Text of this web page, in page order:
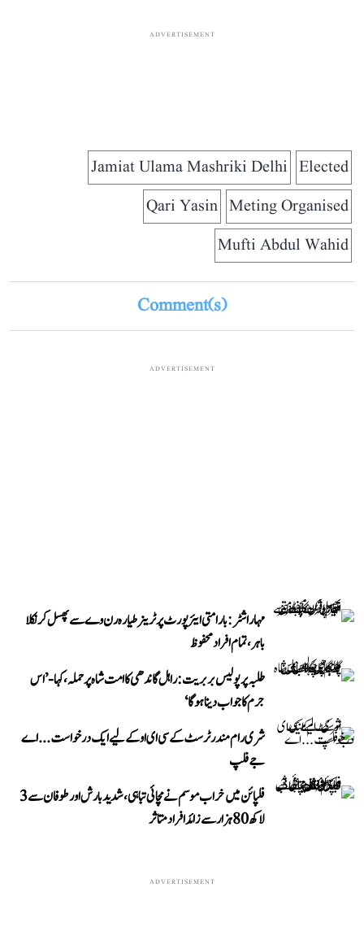
ADVERTISEMENT
Elected
Jamiat Ulama Mashriki Delhi
Meting Organised
Qari Yasin
Mufti Abdul Wahid
Comment(s)
ADVERTISEMENT
مہاراشٹر: بارامتی ایئرپورٹ پر ٹرینر طیارہ رن وے سے پھسل کر نکلا
باہر، تمام افراد محفوظ
طلبہ پر پولیس بربریت: راہل گاندھی کا امت شاہ پر حملہ، کہا- ’اس
جرم کا جواب دینا ہوگا‘
شری رام مندر ٹرسٹ کے سی ای او کے لیے ایک درخواست...اے
جے فلپ
فلپائن میں خراب موسم نے مچائی تباہی، شدید بارش اور طوفان سے 3
لاکھ 80 ہزار سے زائد افراد متاثر
ADVERTISEMENT